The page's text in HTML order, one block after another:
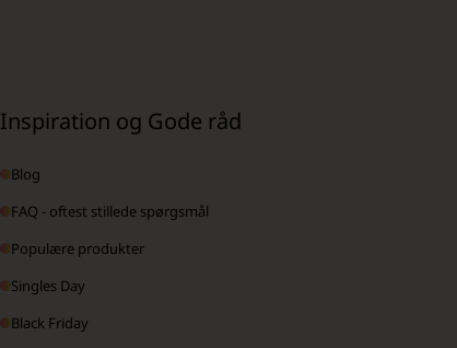
Inspiration og Gode råd
Blog
FAQ - oftest stillede spørgsmål
Populære produkter
Singles Day
Black Friday